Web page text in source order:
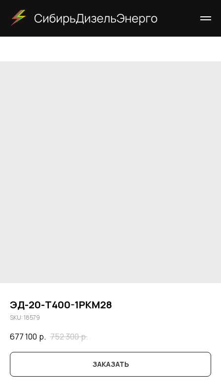
ЭД-20-Т400-1РКМ28
SKU:18579
677 100 р. 752 300р.
ЗАКАЗАТЬ